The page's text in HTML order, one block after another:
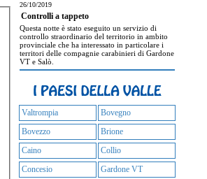
26/10/2019
Controlli a tappeto
Questa notte è stato eseguito un servizio di
controllo straordinario del territorio in ambito
provinciale che ha interessato in particolare i
territori delle compagnie carabinieri di Gardone
VT e Salò.
Valtrompia
Bovegno
Bovezzo
Brione
Caino
Collio
Concesio
Gardone VT